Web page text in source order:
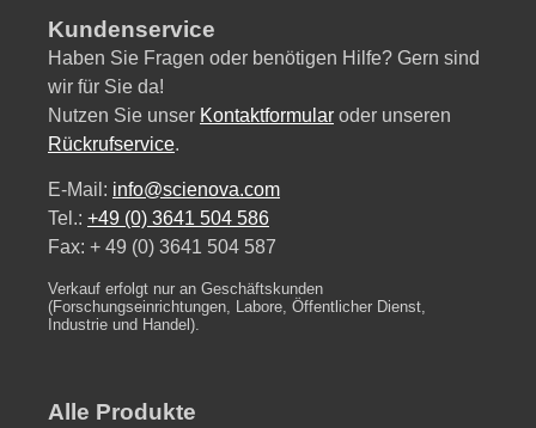
Kundenservice
Haben Sie Fragen oder benötigen Hilfe? Gern sind
wir für Sie da!
Nutzen Sie unser Kontaktformular oder unseren
Rückrufservice.
E-Mail: info@scienova.com
Tel.: +49 (0) 3641 504 586
Fax: + 49 (0) 3641 504 587
Verkauf erfolgt nur an Geschäftskunden
(Forschungseinrichtungen, Labore, Öffentlicher Dienst,
Industrie und Handel).
Alle Produkte